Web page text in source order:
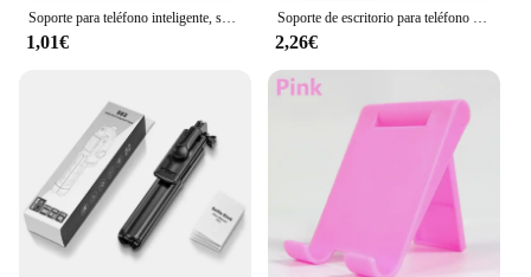
Soporte para teléfono inteligente, soporte para tableta, escritorio, soporte para teléfono móvil, soporte para teléfono portátil para IPhone 14 13
1,01€
Soporte de escritorio para teléfono móvil, base ajustable de mesa de dibujos animados de conejo, color rosa, para iPhone 13, 14, Samsung
2,26€